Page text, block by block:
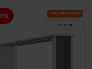
VA­SA­RAS IZ­SKA­ŅA
LĪDZ 9.8.